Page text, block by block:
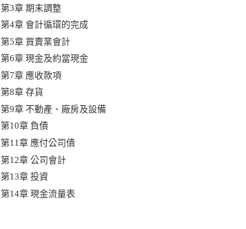
第3章 期末調整
第4章 會計循環的完成
第5章 買賣業會計
第6章 現金及約當現金
第7章 應收款項
第8章 存貨
第9章 不動產、廠房及設備
第10章 負債
第11章 應付公司債
第12章 公司會計
第13章 投資
第14章 現金流量表